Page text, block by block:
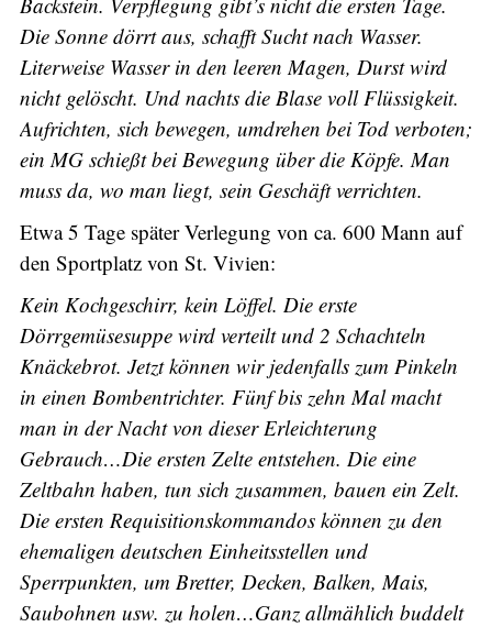
Die Sonne dörrt aus, schafft Sucht nach Wasser.
Literweise Wasser in den leeren Magen, Durst wird
nicht gelöscht. Und nachts die Blase voll Flüssigkeit.
Aufrichten, sich bewegen, umdrehen bei Tod verboten;
ein MG schießt bei Bewegung über die Köpfe. Man
muss da, wo man liegt, sein Geschäft verrichten.
Etwa 5 Tage später Verlegung von ca. 600 Mann auf
den Sportplatz von St. Vivien:
Kein Kochgeschirr, kein Löffel. Die erste
Dörrgemüsesuppe wird verteilt und 2 Schachteln
Knäckebrot. Jetzt können wir jedenfalls zum Pinkeln
in einen Bombentrichter. Fünf bis zehn Mal macht
man in der Nacht von dieser Erleichterung
Gebrauch…Die ersten Zelte entstehen. Die eine
Zeltbahn haben, tun sich zusammen, bauen ein Zelt.
Die ersten Requisitionskommandos können zu den
ehemaligen deutschen Einheitsstellen und
Sperrpunkten, um Bretter, Decken, Balken, Mais,
Saubohnen usw. zu holen…Ganz allmählich buddelt